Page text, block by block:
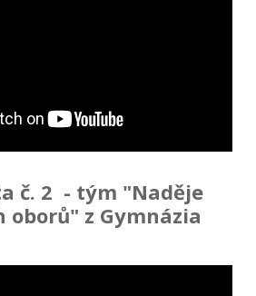
č. 2 - tým "Naděje
z Gymnázia